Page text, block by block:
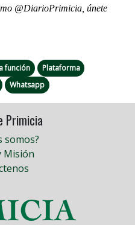
@DiarioPrimicia, únete
función
Plataforma
Whatsapp
Primicia
somos?
Misión